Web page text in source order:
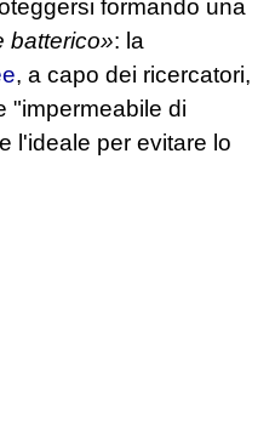
formando una
batterico»: la
, a capo dei ricercatori,
"impermeabile di
l'ideale per evitare lo